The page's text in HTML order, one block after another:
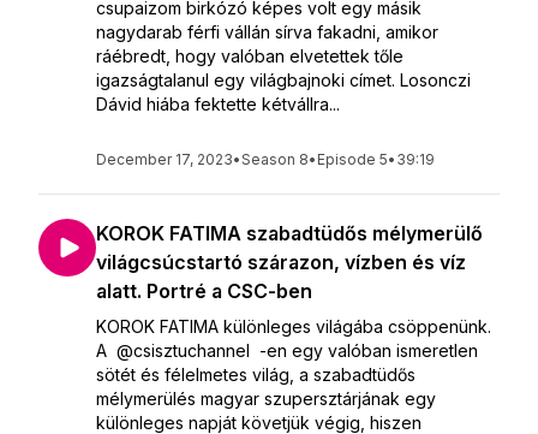
csupaizom birkózó képes volt egy másik
nagydarab férfi vállán sírva fakadni, amikor
ráébredt, hogy valóban elvetettek tőle
igazságtalanul egy világbajnoki címet. Losonczi
Dávid hiába fektette kétvállra...
December 17, 2023•Season 8• Episode 5• 39:19
KOROK FATIMA szabadtüdős mélymerülő
világcsúcstartó szárazon, vízben és víz
alatt. Portré a CSC-ben
KOROK FATIMA különleges világába csöppenünk.
A @csisztuchannel -en egy valóban ismeretlen
sötét és félelmetes világ, a szabadtüdős
mélymerülés magyar szupersztárjának egy
különleges napját követjük végig, hiszen